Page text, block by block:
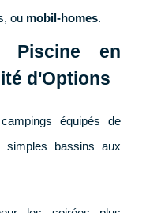
ou mobil-homes.
Piscine en
d'Options
équipés de
simples bassins aux